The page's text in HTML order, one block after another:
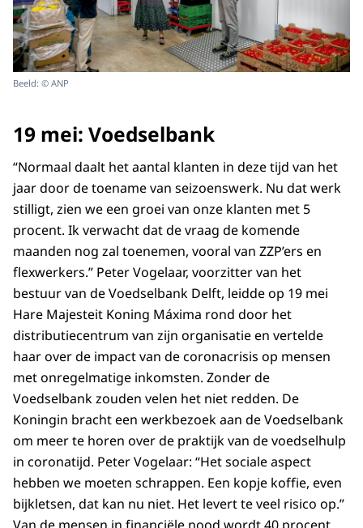
Beeld: © ANP
19 mei: Voedselbank
“Normaal daalt het aantal klanten in deze tijd van het
jaar door de toename van seizoenswerk. Nu dat werk
stilligt, zien we een groei van onze klanten met 5
procent. Ik verwacht dat de vraag de komende
maanden nog zal toenemen, vooral van ZZP’ers en
flexwerkers.” Peter Vogelaar, voorzitter van het
bestuur van de Voedselbank Delft, leidde op 19 mei
Hare Majesteit Koning Máxima rond door het
distributiecentrum van zijn organisatie en vertelde
haar over de impact van de coronacrisis op mensen
met onregelmatige inkomsten. Zonder de
Voedselbank zouden velen het niet redden. De
Koningin bracht een werkbezoek aan de Voedselbank
om meer te horen over de praktijk van de voedselhulp
in coronatijd. Peter Vogelaar: “Het sociale aspect
hebben we moeten schrappen. Een kopje koffie, even
bijkletsen, dat kan nu niet. Het levert te veel risico op.”